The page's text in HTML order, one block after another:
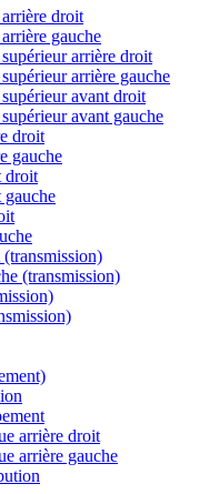
droit
gauche
arrière droit
arrière gauche
avant droit
avant gauche
droit
gauche
droit
gauche
(transmission)
arrière droit
arrière gauche